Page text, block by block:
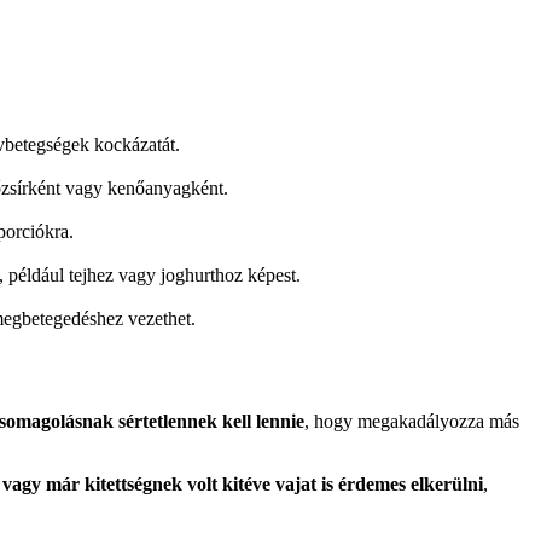
kockázatát.
vagy kenőanyagként.
tejhez vagy joghurthoz képest.
vezethet.
sértetlennek kell lennie, hogy megakadályozza más
már kitettségnek volt kitéve vajat is érdemes elkerülni,